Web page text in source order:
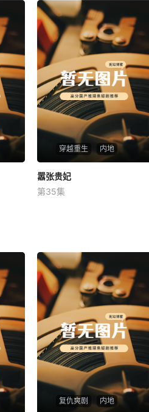
穿越重生 内地
嚣张贵妃
未知
嚣张贵妃
第35集
复仇爽剧 内地